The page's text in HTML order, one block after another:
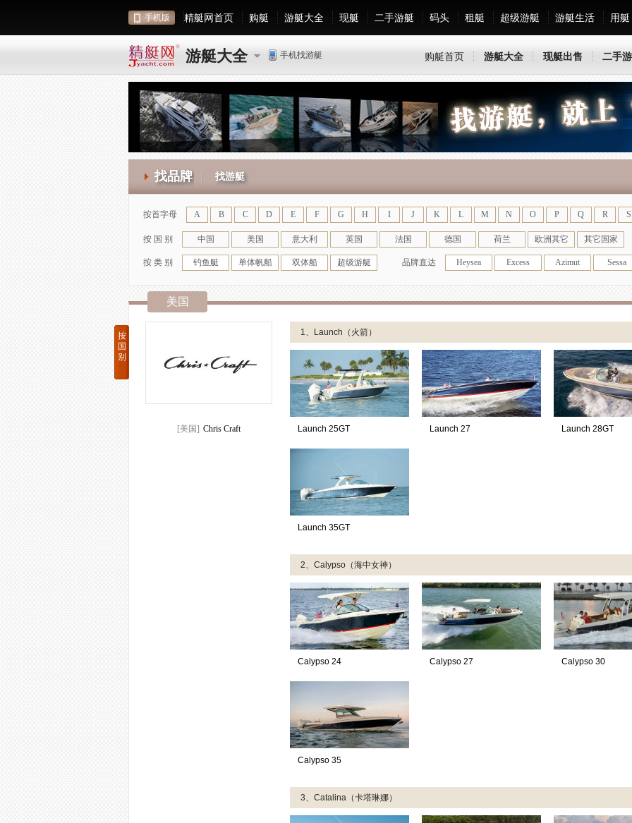
手机版 精艇网首页 购艇 游艇大全 现艇 二手游艇 码头 租艇 超级游艇 游艇生活 用艇
游艇大全 手机找游艇 购艇首页 游艇大全 现艇出售 二手
找品牌 找游艇
按首字母 A B C D E F G H I J K L M N O P Q R S
按 国 别 中国 美国 意大利 英国 法国 德国 荷兰 欧洲其它 其它国家
按 类 别 钓鱼艇 单体帆船 双体船 超级游艇 品牌直达 Heysea Excess Azimut Sessa
按
国
别
美国
[美国] Chris Craft
1、Launch（火箭）
Launch 25GT Launch 27 Launch 28GT
Launch 35GT
2、Calypso（海中女神）
Calypso 24 Calypso 27 Calypso 30
Calypso 35
3、Catalina（卡塔琳娜）